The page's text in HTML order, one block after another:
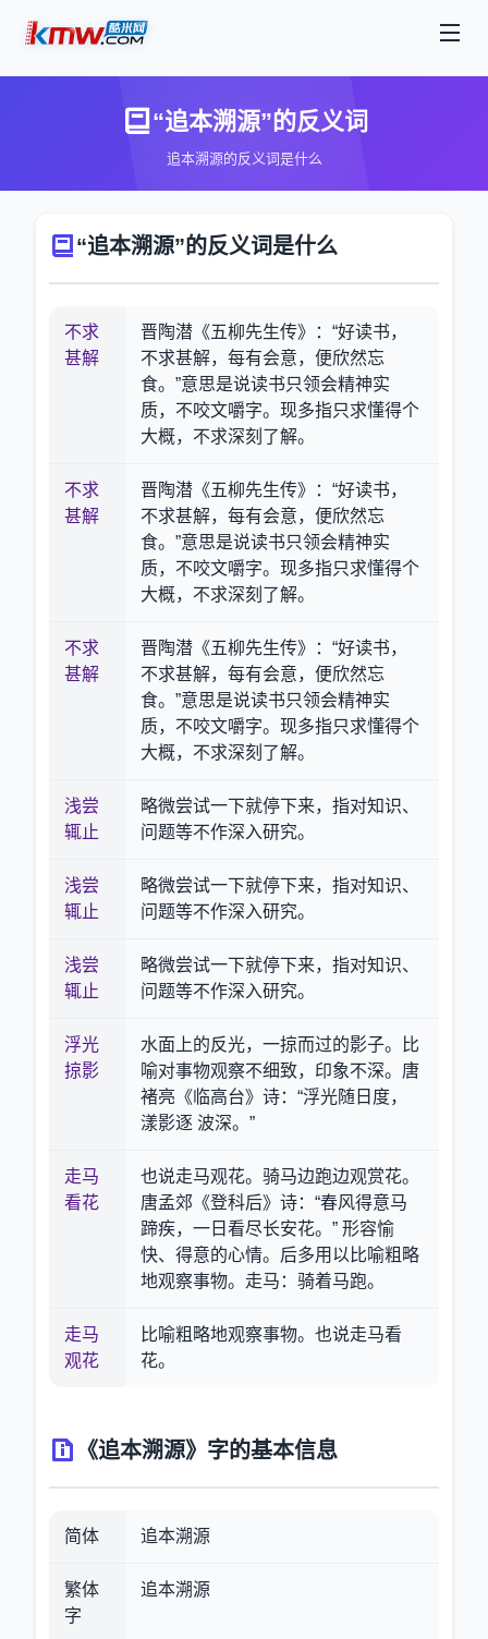
“追本溯源”的反义词
追本溯源的反义词是什么
“追本溯源”的反义词是什么
不求
甚解
晋陶潜《五柳先生传》：“好读书，
不求甚解，每有会意，便欣然忘
食。”意思是说读书只领会精神实
质，不咬文嚼字。现多指只求懂得个
大概，不求深刻了解。
不求
甚解
晋陶潜《五柳先生传》：“好读书，
不求甚解，每有会意，便欣然忘
食。”意思是说读书只领会精神实
质，不咬文嚼字。现多指只求懂得个
大概，不求深刻了解。
不求
甚解
晋陶潜《五柳先生传》：“好读书，
不求甚解，每有会意，便欣然忘
食。”意思是说读书只领会精神实
质，不咬文嚼字。现多指只求懂得个
大概，不求深刻了解。
浅尝
辄止
略微尝试一下就停下来，指对知识、
问题等不作深入研究。
浅尝
辄止
略微尝试一下就停下来，指对知识、
问题等不作深入研究。
浅尝
辄止
略微尝试一下就停下来，指对知识、
问题等不作深入研究。
浮光
掠影
水面上的反光，一掠而过的影子。比
喻对事物观察不细致，印象不深。唐
褚亮《临高台》诗：“浮光随日度，
漾影逐 波深。”
走马
看花
也说走马观花。骑马边跑边观赏花。
唐孟郊《登科后》诗：“春风得意马
蹄疾，一日看尽长安花。” 形容愉
快、得意的心情。后多用以比喻粗略
地观察事物。走马：骑着马跑。
走马
观花
比喻粗略地观察事物。也说走马看
花。
《追本溯源》字的基本信息
简体 追本溯源
繁体
字
追本溯源